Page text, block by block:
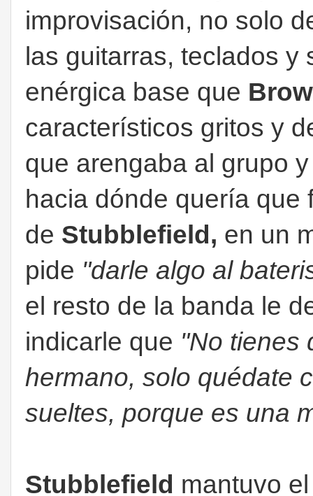
improvisación, no solo
las guitarras, teclados
enérgica base que
característicos gritos y
que arengaba al grupo
hacia dónde quería que
de Stubblefield, en un
pide "darle algo al
el resto de la banda le
indicarle que "No tienes
hermano, solo quédate
sueltes, porque es una
Stubblefield mantuvo